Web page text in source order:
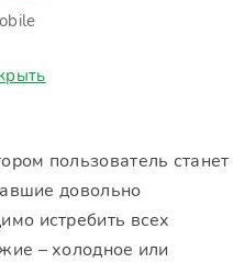
пользователь станет
довольно
истребить всех
– холодное или